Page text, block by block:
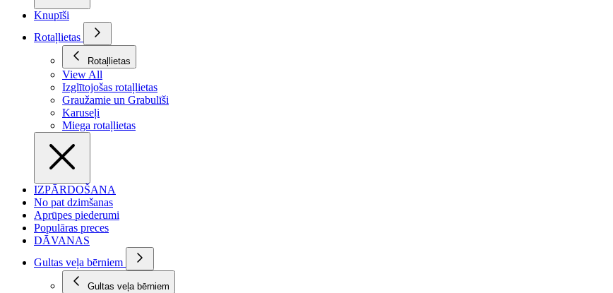
Knupīši
Rotaļlietas
Rotaļlietas
View All
Izglītojošas rotaļlietas
Graužamie un Grabulīši
Karuseļi
Miega rotaļlietas
IZPĀRDOŠANA
No pat dzimšanas
Aprūpes piederumi
Populāras preces
DĀVANAS
Gultas veļa bērniem
Gultas veļa bērniem